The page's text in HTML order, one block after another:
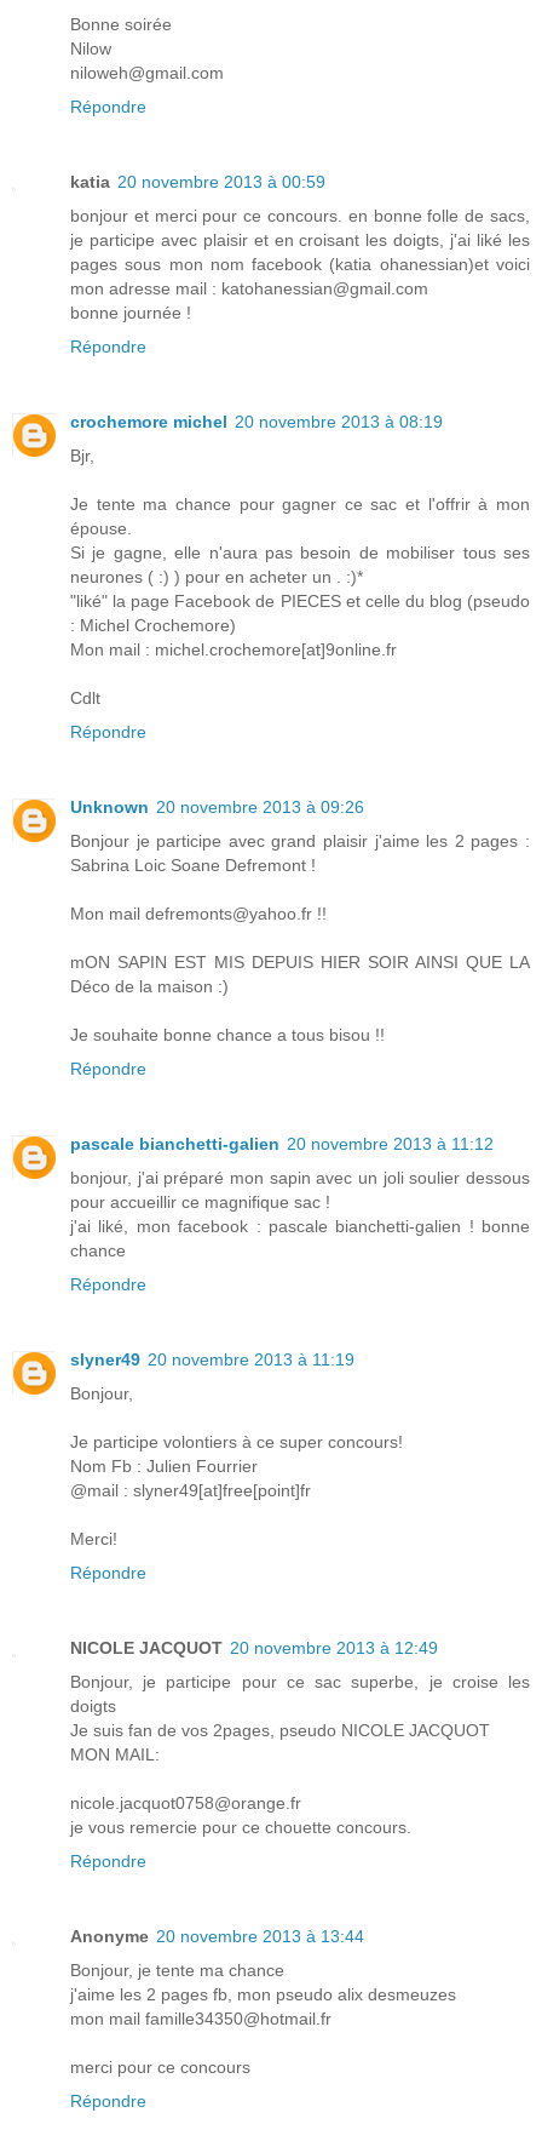
Bonne soirée
Nilow
niloweh@gmail.com
Répondre
katia 20 novembre 2013 à 00:59
bonjour et merci pour ce concours. en bonne folle de sacs,
je participe avec plaisir et en croisant les doigts, j'ai liké les
pages sous mon nom facebook (katia ohanessian)et voici
mon adresse mail : katohanessian@gmail.com
bonne journée !
Répondre
crochemore michel 20 novembre 2013 à 08:19
Bjr,
Je tente ma chance pour gagner ce sac et l'offrir à mon
épouse.
Si je gagne, elle n'aura pas besoin de mobiliser tous ses
neurones ( :) ) pour en acheter un . :)*
"liké" la page Facebook de PIECES et celle du blog (pseudo
: Michel Crochemore)
Mon mail : michel.crochemore[at]9online.fr
Cdlt
Répondre
Unknown 20 novembre 2013 à 09:26
Bonjour je participe avec grand plaisir j'aime les 2 pages :
Sabrina Loic Soane Defremont !
Mon mail defremonts@yahoo.fr !!
mON SAPIN EST MIS DEPUIS HIER SOIR AINSI QUE LA
Déco de la maison :)
Je souhaite bonne chance a tous bisou !!
Répondre
pascale bianchetti-galien 20 novembre 2013 à 11:12
bonjour, j'ai préparé mon sapin avec un joli soulier dessous
pour accueillir ce magnifique sac !
j'ai liké, mon facebook : pascale bianchetti-galien ! bonne
chance
Répondre
slyner49 20 novembre 2013 à 11:19
Bonjour,
Je participe volontiers à ce super concours!
Nom Fb : Julien Fourrier
@mail : slyner49[at]free[point]fr
Merci!
Répondre
NICOLE JACQUOT 20 novembre 2013 à 12:49
Bonjour, je participe pour ce sac superbe, je croise les
doigts
Je suis fan de vos 2pages, pseudo NICOLE JACQUOT
MON MAIL:
nicole.jacquot0758@orange.fr
je vous remercie pour ce chouette concours.
Répondre
Anonyme 20 novembre 2013 à 13:44
Bonjour, je tente ma chance
j'aime les 2 pages fb, mon pseudo alix desmeuzes
mon mail famille34350@hotmail.fr
merci pour ce concours
Répondre